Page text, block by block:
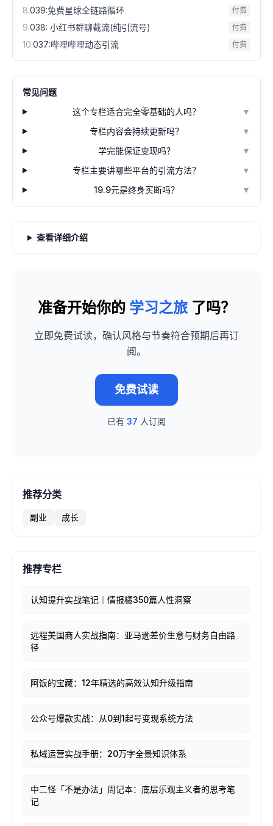
8.039:免费星球全链路循环 付费
9.038: 小红书群聊截流(纯引流号) 付费
10.037:哔哩哔哩动态引流 付费
常见问题
这个专栏适合完全零基础的人吗？
▼
专栏内容会持续更新吗？
▼
学完能保证变现吗？
▼
专栏主要讲哪些平台的引流方法？
▼
19.9元是终身买断吗？
▼
查看详细介绍
准备开始你的 学习之旅 了吗？
立即免费试读，确认风格与节奏符合预期后再订
阅。
免费试读
已有 37 人订阅
推荐分类
副业 成长
推荐专栏
认知提升实战笔记｜情报橘350篇人性洞察
远程美国商人实战指南：亚马逊差价生意与财务自由路
径
阿饭的宝藏：12年精选的高效认知升级指南
公众号爆款实战：从0到1起号变现系统方法
私域运营实战手册：20万字全景知识体系
中二怪「不是办法」周记本：底层乐观主义者的思考笔
记